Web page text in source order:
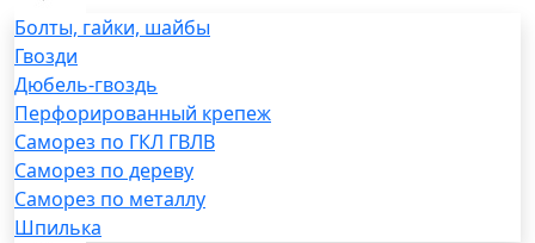
Болты, гайки, шайбы
Гвозди
Дюбель-гвоздь
Перфорированный крепеж
Саморез по ГКЛ ГВЛВ
Саморез по дереву
Саморез по металлу
Шпилька